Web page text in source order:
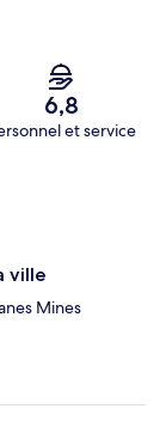
6,8
et service
ville
Mines